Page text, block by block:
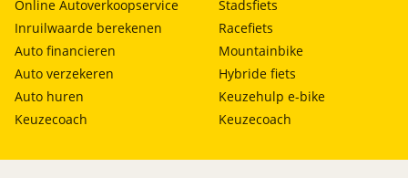
kunstlederen/alcantara bekleding
MMI navigatie plus (PNQ)
Rijstrooksensor met correctie
Verwarmbare voorstoelen (4A3)
Volledig digitaal instrumentenpaneel
Buitenspiegels, elektrisch inklapbaar (6XE)
Koplampreinigingsinstallatie (8X1)
Online Autoverkoopservice
Inruilwaarde berekenen
Auto financieren
Auto verzekeren
Auto huren
Keuzecoach
Stadsfiets
Racefiets
Mountainbike
Hybride fiets
Keuzehulp e-bike
Keuzecoach